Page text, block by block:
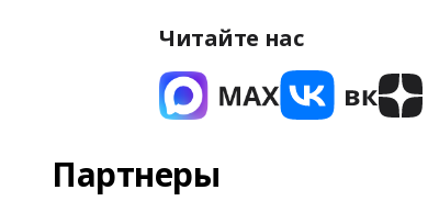
Читайте нас
Партнеры